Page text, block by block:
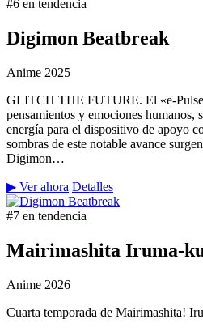
#6 en tendencia
Digimon Beatbreak
Anime 2025
GLITCH THE FUTURE. El «e-
pensamientos y emociones humanos,
energía para el dispositivo de apoyo
sombras de este notable avance
Digimon…
▶ Ver ahora Detalles
#7 en tendencia
Mairimashita Iruma-
Anime 2026
Cuarta temporada de Mairimashita!